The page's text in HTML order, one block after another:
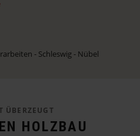
ÜBERZEUGT
HOLZBAU